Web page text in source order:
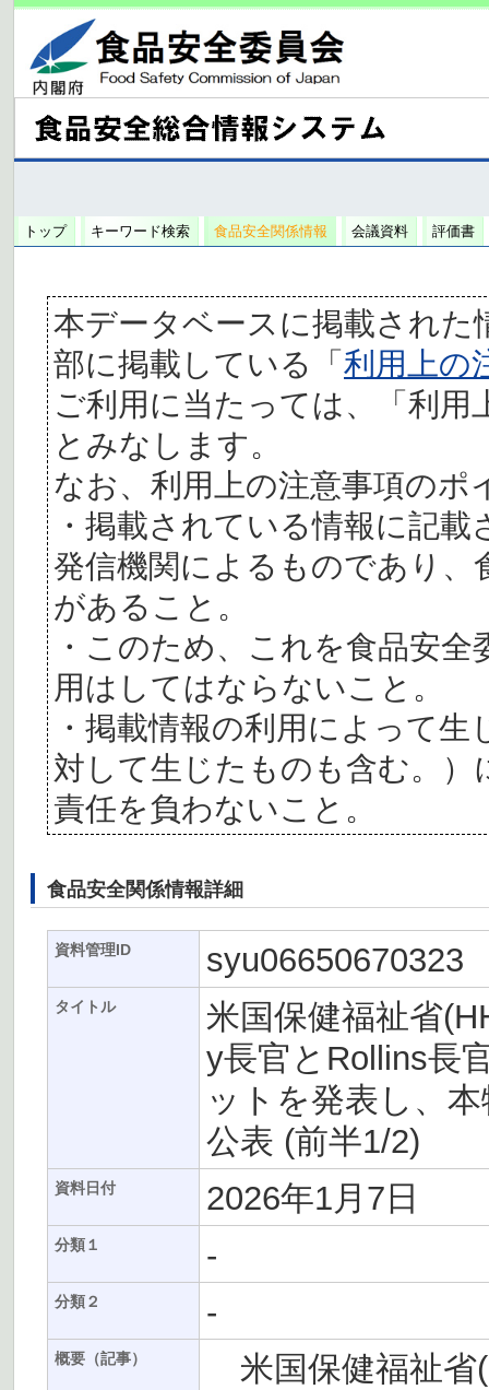
トップ キーワード検索 食品安全関係情報 会議資料 評価書
本データベースに掲載された
部に掲載している「利用上の
ご利用に当たっては、「利
とみなします。
なお、利用上の注意事項の
・掲載されている情報に記
発信機関によるものであり、
があること。
・このため、これを食品安
用はしてはならないこと。
・掲載情報の利用によって
対して生じたものも含む。
責任を負わないこと。
食品安全関係情報詳細
資料管理ID syu06650670323
タイトル
米国保健福祉省
y長官とRollins長
ットを発表し、
公表 (前半1/2)
資料日付 2026年1月7日
分類１ -
分類２ -
概要（記事）
米国保健福祉省